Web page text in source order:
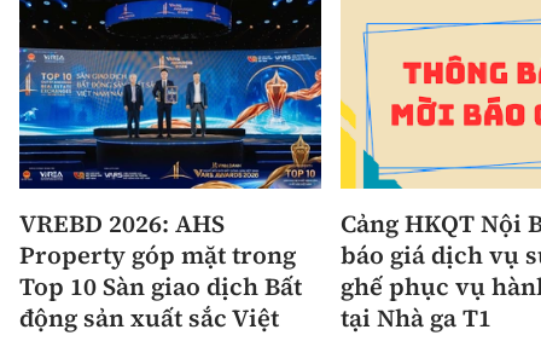
VREBD 2026: AHS
Property góp mặt trong
Top 10 Sàn giao dịch Bất
động sản xuất sắc Việt
Cảng HKQT Nội
báo giá dịch vụ
ghế phục vụ
tại Nhà ga T1